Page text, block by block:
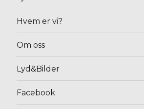
Hvem er vi?
Om oss
Lyd&Bilder
Facebook